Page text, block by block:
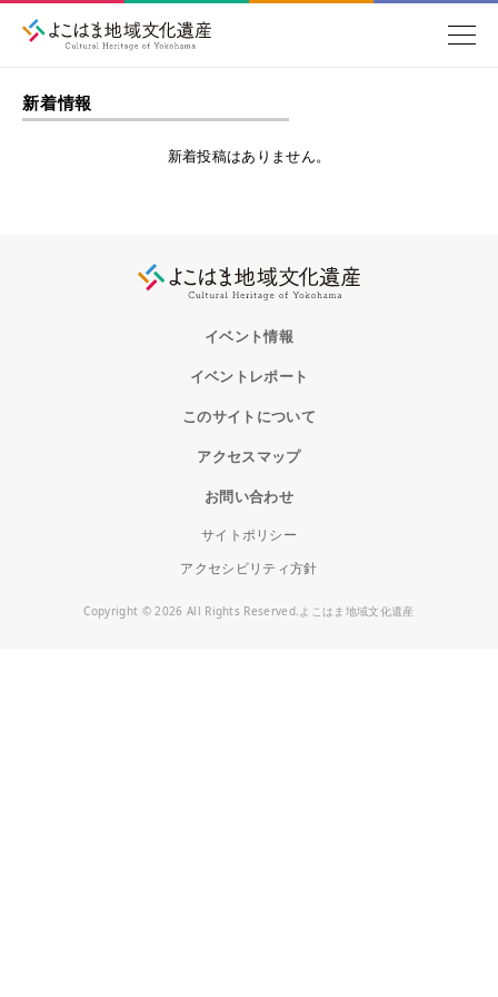
新着情報
新着投稿はありません。
イベント情報
イベントレポート
このサイトについて
アクセスマップ
お問い合わせ
サイトポリシー
アクセシビリティ方針
Copyright © 2026 All Rights Reserved.よこはま地域文化遺産